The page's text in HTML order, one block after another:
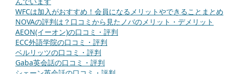
WFCは加入がおすすめ！会員になるメリットやできることまとめ
NOVAの評判は？口コミから見たノバのメリット・デメリット
AEON(イーオン)の口コミ・評判
ECC外語学院の口コミ・評判
ベルリッツの口コミ・評判
Gaba英会話の口コミ・評判